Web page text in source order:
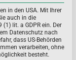
für
in den USA. Mit Ihrer
auch in die
lit. a GDPR ein. Der
Datenschutz nach
dass US-Behörden
verarbeiten, ohne
besteht.